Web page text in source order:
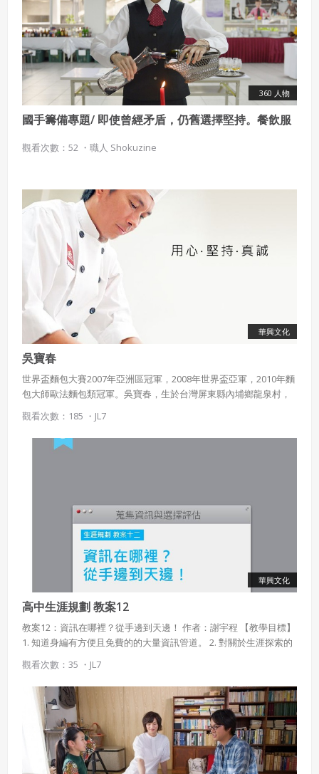
360 人物
國手籌備專題/ 即使曾經矛盾，仍舊選擇堅持。餐飲服
觀看次數：52 ・ 職人 Shokuzine
華興文化
吳寶春
世界盃麵包大賽2007年亞洲區冠軍，2008年世界盃亞軍，2010年麵
包大師歐法麵包類冠軍。吳寶春，生於台灣屏東縣內埔鄉龍泉村，
為台灣知名麵包師。
觀看次數：185 ・ JL7
華興文化
高中生涯規劃 教案12
教案12：資訊在哪裡？從手邊到天邊！ 作者：謝宇程 【教學目標】
1. 知道身編有方便且免費的的大量資訊管道。 2. 對關於生涯探索的
各種資訊感到好奇與趣味。 3. 擅長操作相關網站，找尋自己需要的
資料。 【課程說明】 現在的學生已經是「網路原住民」，網際網路
工具是他們的最大優勢，了解愈多關於學校、科系、職業和升學資
訊，愈能找到自己的路徑與策略。
觀看次數：35 ・ JL7